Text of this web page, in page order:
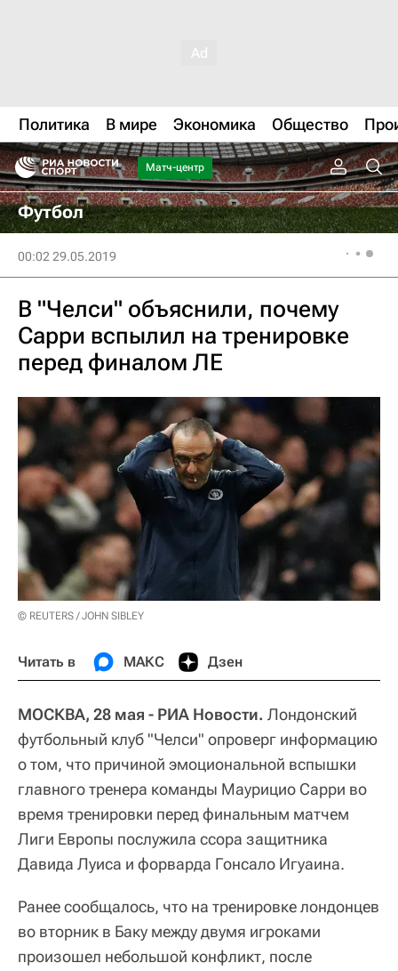
Политика В мире Экономика Общество
Матч-центр
Футбол
00:02 29.05.2019
В "Челси" объяснили, почему
Сарри вспылил на тренировке
перед финалом ЛЕ
© REUTERS / JOHN SIBLEY
Читать в МАКС Дзен
МОСКВА, 28 мая - РИА Новости. Лондонский
футбольный клуб "Челси" опроверг информацию
о том, что причиной эмоциональной вспышки
главного тренера команды Маурицио Сарри во
время тренировки перед финальным матчем
Лиги Европы послужила ссора защитника
Давида Луиса и форварда Гонсало Игуаина.
Ранее сообщалось, что на тренировке лондонцев
во вторник в Баку между двумя игроками
произошел небольшой конфликт, после